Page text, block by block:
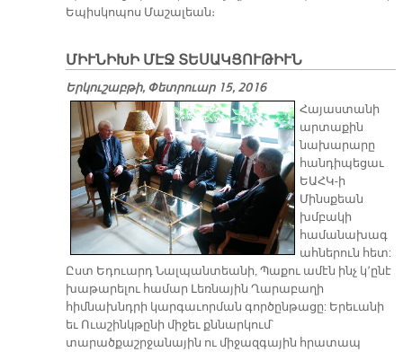
Եպիսկոպոս Մաշալեան։
ՄԻՒՆԻԽԻ ՄԷՋ ՏԵՍԱԿՑՈՒԹԻՒՆ
Երկուշաբթի, Փետրուար 15, 2016
Հայաստանի
արտաքին
նախարարը
հանդիպեցաւ
ԵԱՀԿ-ի
Մինսքեան
խմբակի
համանախագ
ահներուն հետ:
Ըստ Եդուարդ Նալպանտեանի, Պաքու ամէն ինչ կ՚ընէ
խաթարելու համար Լեռնային Ղարաբաղի
հիմնախնդրի կարգաւորման գործընթացը: Երեւանի
եւ Ուաշինկթընի միջեւ քննարկում՝
տարածքաշրջանային ու միջազգային հրատապ